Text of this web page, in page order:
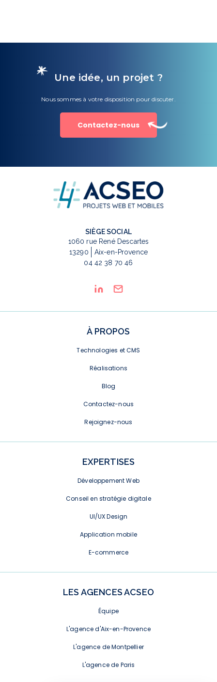
Une idée, un projet ?
Nous sommes à votre disposition pour discuter.
Contactez-nous
SIÈGE SOCIAL
1060 rue René Descartes
13290
Aix-en-Provence
04 42 38 70 46
À PROPOS
Technologies et CMS
Réalisations
Blog
Contactez-nous
Rejoignez-nous
EXPERTISES
Développement Web
Conseil en stratégie digitale
UI/UX Design
Application mobile
E-commerce
LES AGENCES ACSEO
Équipe
L'agence d'Aix-en-Provence
L'agence de Montpellier
L'agence de Paris